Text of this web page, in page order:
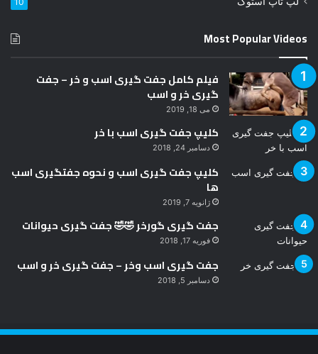
Most Popular Videos
فیلم کامل جفت گیری اسب و خر – جفت
گیری خر و اسب
می 18, 2019
کلیپ جفت گیری اسب با خر
دسامبر 24, 2018
کلیپ جفت گیری اسب و نحوه جفتگیری اسب
ها
ژانویه 7, 2019
جفت گیری گورخر 🤣🤣 جفت گیری حیوانات
فوریه 17, 2018
جفت گیری اسب وخر – جفت گیری خر و اسب
دسامبر 5, 2018